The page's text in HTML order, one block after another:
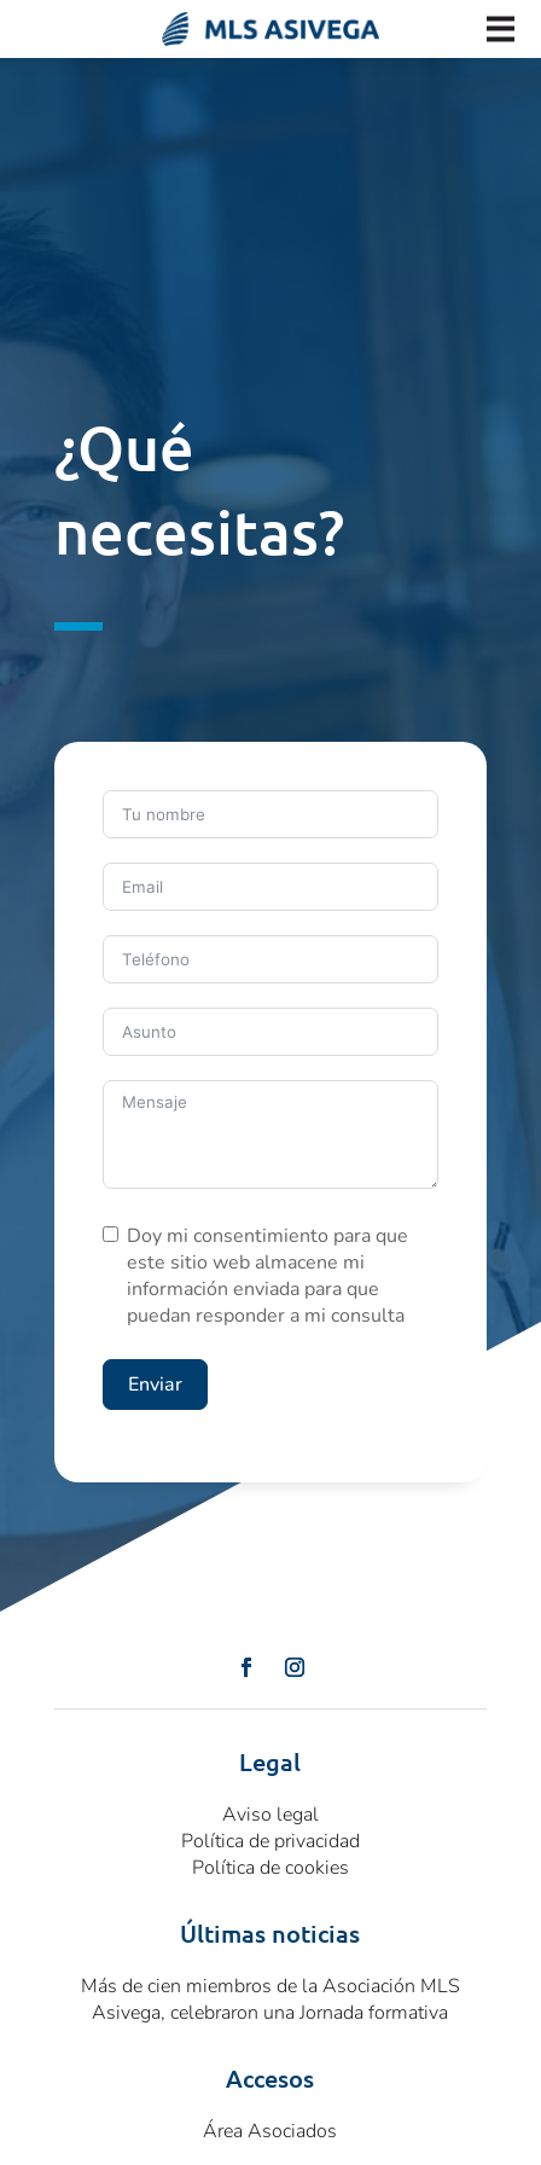
¿Qué
necesitas?
Doy mi consentimiento para que
este sitio web almacene mi
información enviada para que
puedan responder a mi consulta
Enviar
Legal
Aviso legal
Política de privacidad
Política de cookies
Últimas noticias
Más de cien miembros de la Asociación MLS
Asivega, celebraron una Jornada formativa
Accesos
Área Asociados